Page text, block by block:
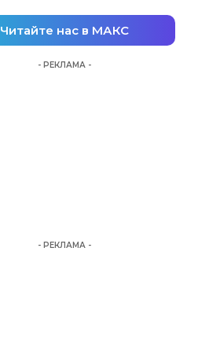
Читайте нас в МАКС
- РЕКЛАМА -
- РЕКЛАМА -